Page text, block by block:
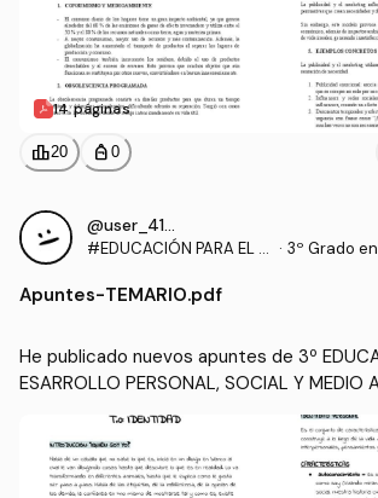
14 páginas
leaderboard20 personal_bag 0
@user_4179555
#EDUCACIÓN PARA EL D
SOCIAL Y MEDIO AMBIEN
· 3º Grado
Apuntes-TEMARIO.pdf
He publicado nuevos apuntes de 3º
ESARROLLO PERSONAL, SOCIAL Y MEDIO